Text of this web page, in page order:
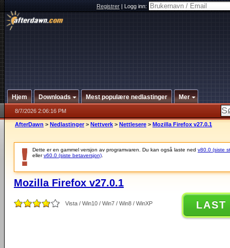
Registrer|Logg inn:
Hjem Downloads Mest populære nedlastinger Mer
8/7/2026 2:06:16 PM
AfterDawn > Nedlastinger > Nettverk > Nettlesere > Mozilla Firefox v27.0.1
Dette er en gammel versjon av programvaren. Du kan også laste ned v80.0 (siste
ellerv60.0 (siste betaversjon)
Mozilla Firefox v27.0.1
Vista / Win10 / Win7 / Win8 / WinXP LAST